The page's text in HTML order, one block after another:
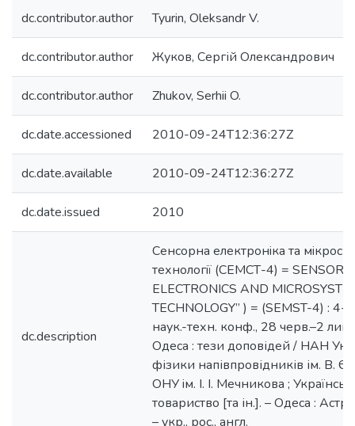
dc.contributor.author Tyurin, Oleksandr V.
dc.contributor.author Жуков, Сергій Олександрович
dc.contributor.author Zhukov, Serhii O.
dc.date.accessioned 2010-09-24T12:36:27Z
dc.date.available 2010-09-24T12:36:27Z
dc.date.issued 2010
dc.description
Сенсорна електронiка та
технологiї (СЕМСТ-4) = SENSORS
ELECTRONICS AND
TECHNOLOGY” ) = (SEMST-4) :
наук.-техн. конф., 28 черв.–2
Одеса : тези доповідей / НАН
фізики напівпровідників ім. В.
ОНУ iм. I. I. Мечникова ;
товариство [та ін.]. – Одеса :
– укр., рос., англ.